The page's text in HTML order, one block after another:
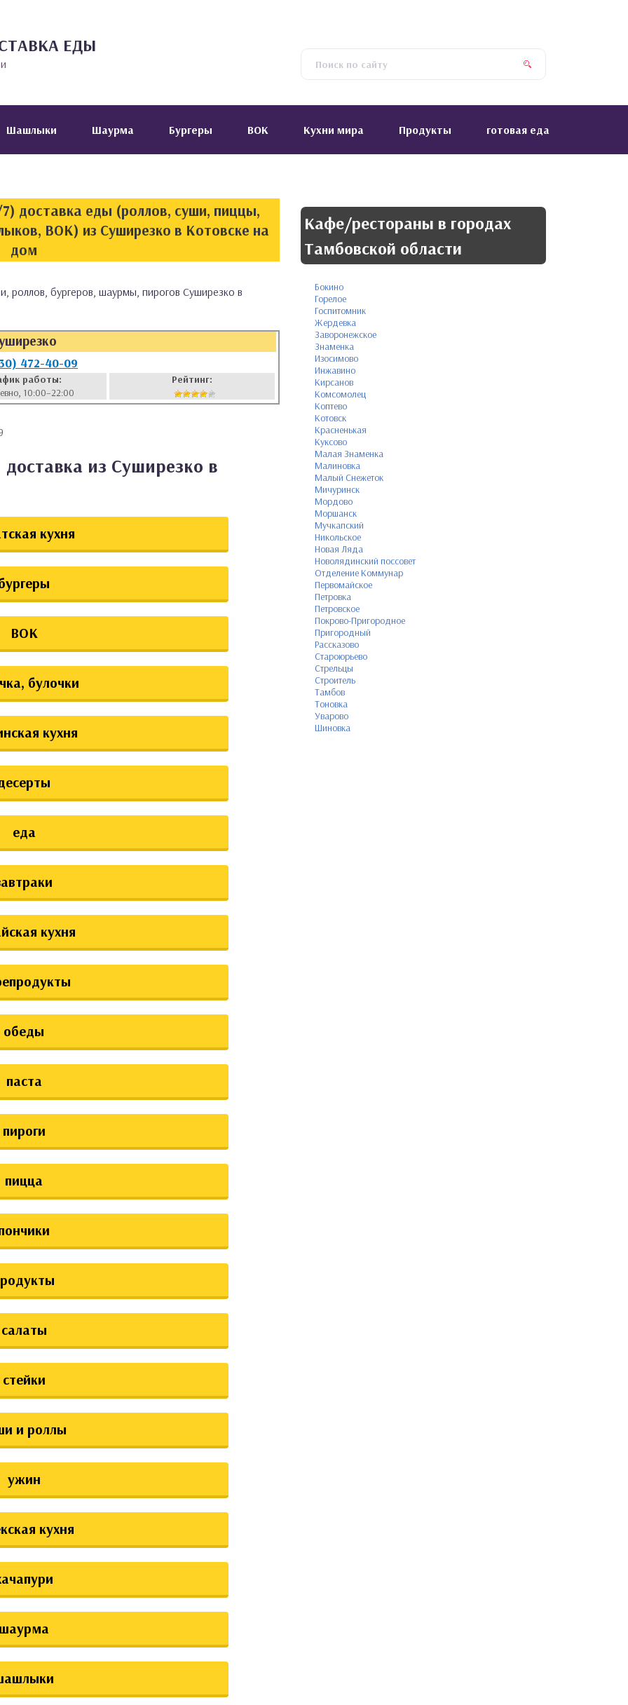
ЕДЫ
Шашлыки Шаурма Бургеры ВОК Кухни мира Продукты готовая еда
доставка еды (роллов, суши, пиццы,
ВОК) из Суширезко в Котовске на
дом
роллов, бургеров, шаурмы, пирогов Суширезко в
472-40-09
работы:
10:00–22:00
Рейтинг:
доставка из Суширезко в
кухня
ВОК
булочки
кухня
еда
кухня
обеды
паста
пироги
пицца
салаты
стейки
и роллы
ужин
кухня
Кафе/рестораны в городах
Тамбовской области
Бокино
Горелое
Госпитомник
Жердевка
Заворонежское
Знаменка
Изосимово
Инжавино
Кирсанов
Комсомолец
Коптево
Котовск
Красненькая
Куксово
Малая Знаменка
Малиновка
Малый Снежеток
Мичуринск
Мордово
Моршанск
Мучкапский
Никольское
Новая Ляда
Новолядинский поссовет
Отделение Коммунар
Первомайское
Петровка
Петровское
Покрово-Пригородное
Пригородный
Рассказово
Староюрьево
Стрельцы
Строитель
Тамбов
Тоновка
Уварово
Шиновка